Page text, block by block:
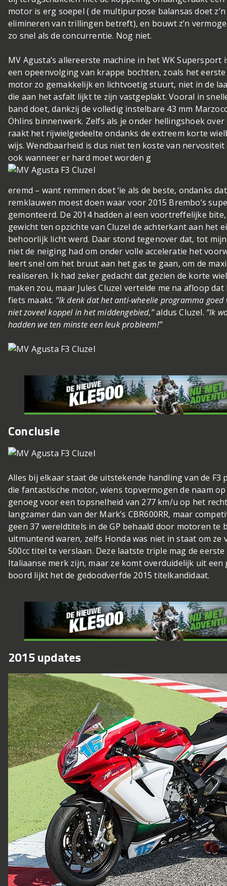
motor is erg soepel ( de multipurpose balansas doet
elimineren van trillingen betreft), en bouwt z’n
zo snel als de concurrentie. Nog niet.
MV Agusta’s allereerste machine in het WK
een opeenvolging van krappe bochten, zoals het
motor zo gemakkelijk en lichtvoetig stuurt, niet in de
die aan het asfalt lijkt te zijn vastgeplakt. Vooral in
band doet, dankzij de volledig instelbare 43 mm
Öhlins binnenwerk. Zelfs als je onder hellingshoek
raakt het rijwielgedeelte ondanks de extreem korte
wijs. Wendbaarheid is dus niet ten koste van
ook wanneer er hard moet worden g
eremd – want remmen doet ‘ie als de beste, ondanks
remklauwen moest doen waar voor 2015 Brembo’s
gemonteerd. De 2014 hadden al een voortreffelijke
gewicht ten opzichte van Cluzel de achterkant aan het
behoorlijk licht werd. Daar stond tegenover dat, tot
niet de neiging had om onder volle acceleratie het
leert snel om het bruut aan het gas te gaan, om de
realiseren. Ik had zeker gedacht dat gezien de korte
maken zou, maar Jules Cluzel vertelde me na afloop
fiets maakt. “Ik denk dat het anti-wheelie programma
niet zoveel koppel in het middengebied,”aldus Cluzel. “Ik
hadden we ten minste een leuk probleem!”
Conclusie
Alles bij elkaar staat de uitstekende handling van de F3
die fantastische motor, wiens topvermogen de naam
genoeg voor een topsnelheid van 277 km/u op het
langzamer dan van der Mark’s CBR600RR, maar
geen 37 wereldtitels in de GP behaald door motoren te
uitmuntend waren, zelfs Honda was niet in staat om
500cc titel te verslaan. Deze laatste triple mag de
Italiaanse merk zijn, maar ze komt overduidelijk uit een
boord lijkt het de gedoodverfde 2015 titelkandidaat.
2015 updates